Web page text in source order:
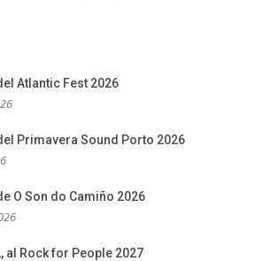
Atlantic Fest 2026
Primavera Sound Porto 2026
O Son do Camiño 2026
al Rock for People 2027